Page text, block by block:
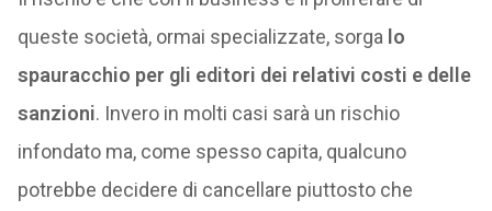
queste società, ormai specializzate, sorga lo
spauracchio per gli editori dei relativi costi e delle
sanzioni. Invero in molti casi sarà un rischio
infondato ma, come spesso capita, qualcuno
potrebbe decidere di cancellare piuttosto che